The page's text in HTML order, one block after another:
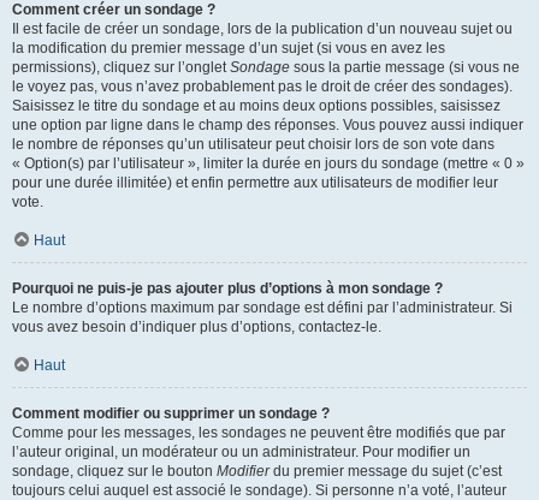
Comment créer un sondage ?
Il est facile de créer un sondage, lors de la publication d’un nouveau sujet ou
la modification du premier message d’un sujet (si vous en avez les
permissions), cliquez sur l’ongletSondage sous la partie message (si vous ne
le voyez pas, vous n’avez probablement pas le droit de créer des sondages).
Saisissez le titre du sondage et au moins deux options possibles, saisissez
une option par ligne dans le champ des réponses. Vous pouvez aussi indiquer
le nombre de réponses qu’un utilisateur peut choisir lors de son vote dans
« Option(s) par l’utilisateur », limiter la durée en jours du sondage (mettre « 0 »
pour une durée illimitée) et enfin permettre aux utilisateurs de modifier leur
vote.
Haut
Pourquoi ne puis-je pas ajouter plus d’options à mon sondage ?
Le nombre d’options maximum par sondage est défini par l’administrateur. Si
vous avez besoin d’indiquer plus d’options, contactez-le.
Haut
Comment modifier ou supprimer un sondage ?
Comme pour les messages, les sondages ne peuvent être modifiés que par
l’auteur original, un modérateur ou un administrateur. Pour modifier un
sondage, cliquez sur le bouton Modifierdu premier message du sujet (c’est
toujours celui auquel est associé le sondage). Si personne n’a voté, l’auteur